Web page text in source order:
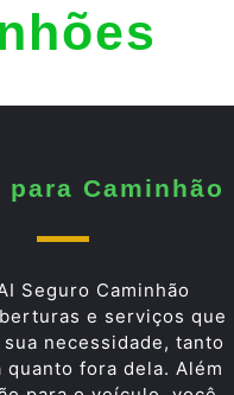
para Caminhão
Seguro Caminhão
e serviços que
necessidade, tanto
quanto fora dela. Além